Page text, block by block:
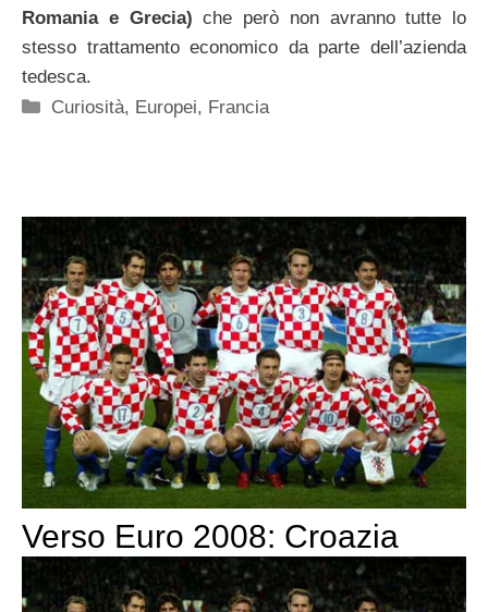
Romania e Grecia) che però non avranno tutte lo
stesso trattamento economico da parte dell’azienda
tedesca.
Categorie
Curiosità, Europei, Francia
Verso Euro 2008: Croazia